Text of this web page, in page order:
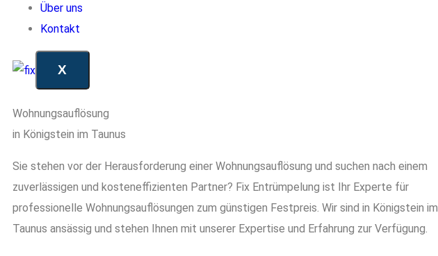
Über uns
Kontakt
X
Wohnungsauflösung
in Königstein im Taunus
Sie stehen vor der Herausforderung einer Wohnungsauflösung und suchen nach einem
zuverlässigen und kosteneffizienten Partner? Fix Entrümpelung ist Ihr Experte für
professionelle Wohnungsauflösungen zum günstigen Festpreis. Wir sind in Königstein im
Taunus ansässig und stehen Ihnen mit unserer Expertise und Erfahrung zur Verfügung.